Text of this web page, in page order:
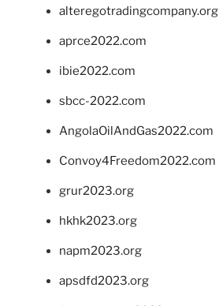
alteregotradingcompany.org
aprce2022.com
ibie2022.com
sbcc-2022.com
AngolaOilAndGas2022.com
Convoy4Freedom2022.com
grur2023.org
hkhk2023.org
napm2023.org
apsdfd2023.org